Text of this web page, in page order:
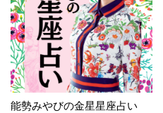
能勢みやびの金星星座占い